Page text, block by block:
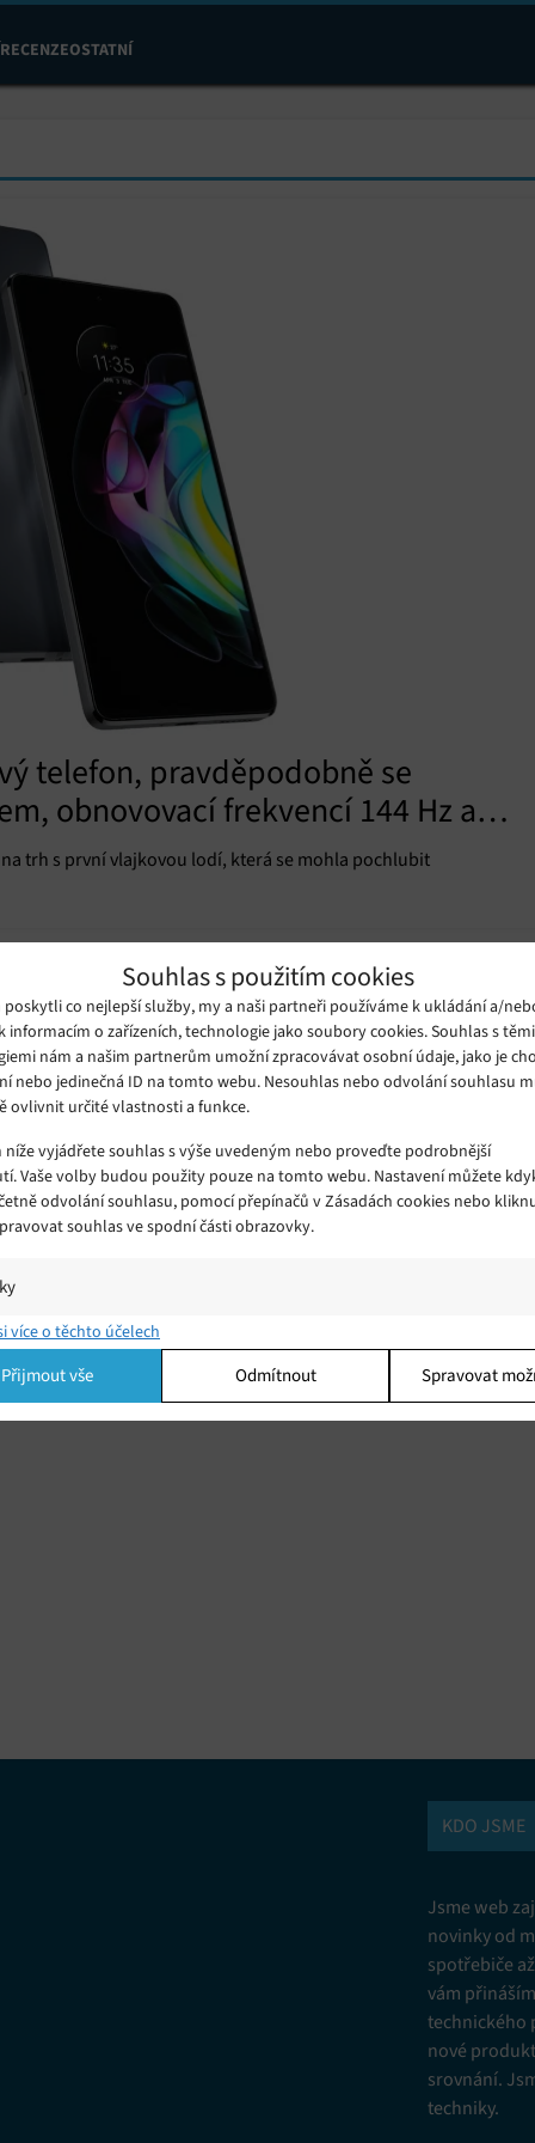
Souhlas s použitím cookies
poskytli co nejlepší služby, my a naši partneři používáme k ukládání a/
informacím o zařízeních, technologie jako soubory cookies. Souhlas s
nám a našim partnerům umožní zpracovávat osobní údaje, jako je
nebo jedinečná ID na tomto webu. Nesouhlas nebo odvolání souhlasu
ovlivnit určité vlastnosti a funkce.
vyjádřete souhlas s výše uvedeným nebo proveďte podrobnější
Vaše volby budou použity pouze na tomto webu. Nastavení můžete
odvolání souhlasu, pomocí přepínačů v Zásadách cookies nebo
souhlas ve spodní části obrazovky.
a/nebo přístup k informacím v zařízení, Porozumění publiku
kombinací údajů z různých zdrojů.
více o těchto účelech
Přijmout vše Odmítnout Spravovat
RECENZEOSTATNÍ
telefon, pravděpodobně se
obnovovací frekvencí 144 Hz a
trh s první vlajkovou lodí, která se mohla pochlubit
KDO JSME
Jsme web
novinky od
spotřebiče
vám
technického
nové
srovnání.
techniky.